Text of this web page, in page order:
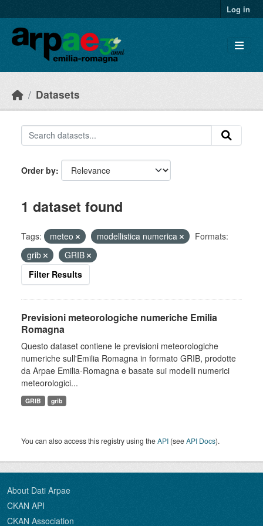
Log in
Datasets
Order by
1 dataset found
Tags: meteo modellistica numerica
Formats:
grib
GRIB
Filter Results
Previsioni meteorologiche numeriche Emilia
Romagna
Questo dataset contiene le previsioni meteorologiche
numeriche sull'Emilia Romagna in formato GRIB, prodotte
da Arpae Emilia-Romagna e basate sui modelli numerici
meteorologici...
GRIB grib
You can also access this registry using theAPI (seeAPI Docs).
About Dati Arpae
CKAN API
CKAN Association